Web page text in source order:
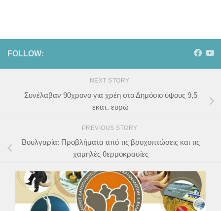
FOLLOW:
NEXT STORY
Συνέλαβαν 90χρονο για χρέη στο Δημόσιο ύψους 9,5
εκατ. ευρώ
PREVIOUS STORY
Βουλγαρία: Προβλήματα από τις βροχοπτώσεις και τις
χαμηλές θερμοκρασίες